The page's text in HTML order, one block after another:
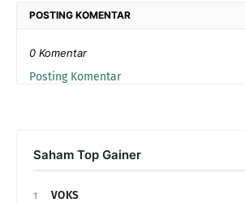
POSTING KOMENTAR
0 Komentar
Posting Komentar
Saham Top Gainer
1 VOKS